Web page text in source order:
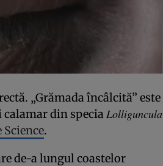
„Grămada încâlcită” este
din speciaLolliguncula
.
de-a lungul coastelor